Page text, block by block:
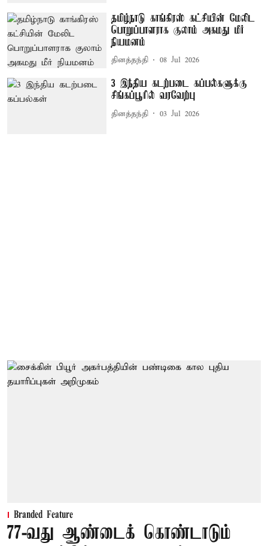
தமிழ்நாடு காங்கிரஸ் கட்சியின் மேலிட
பொறுப்பாளராக குலாம் அகமது மீர்
நியமனம்
தினத்தந்தி 08 Jul 2026
3 இந்திய கடற்படை கப்பல்களுக்கு
சிங்கப்பூரில் வரவேற்பு
தினத்தந்தி 03 Jul 2026
Branded Feature
77-வது ஆண்டைக் கொண்டாடும்